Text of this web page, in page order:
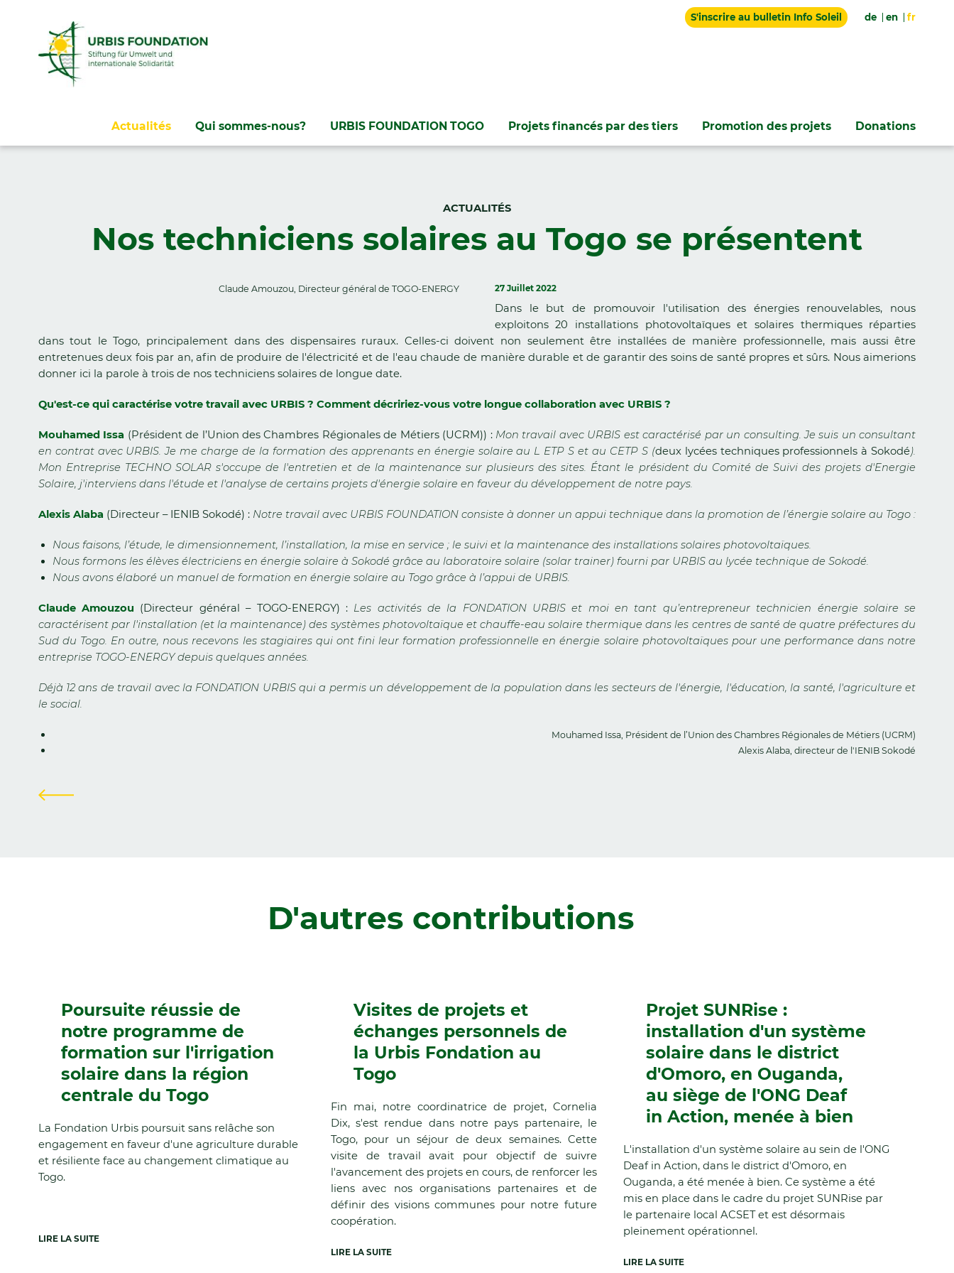
S'inscrire au bulletin Info Soleil de en fr
AllerActualités Qui sommes-nous? URBIS FOUNDATION TOGO Projets financés par des tiers Promotion des projets Donations
ACTUALITÉS
Nos techniciens solaires au Togo se présentent
Claude Amouzou, Directeur général de TOGO-ENERGY 27 Juillet 2022
Dans le but de promouvoir l'utilisation des énergies renouvelables, nous
exploitons 20 installations photovoltaïques et solaires thermiques réparties
dans tout le Togo, principalement dans des dispensaires ruraux. Celles-ci doivent non seulement être installées de manière professionnelle, mais aussi être
entretenues deux fois par an, afin de produire de l'électricité et de l'eau chaude de manière durable et de garantir des soins de santé propres et sûrs. Nous aimerions
donner ici la parole à trois de nos techniciens solaires de longue date.
Qu'est-ce qui caractérise votre travail avec URBIS ? Comment décririez-vous votre longue collaboration avec URBIS ?
Mouhamed Issa (Président de l’Union des Chambres Régionales de Métiers (UCRM)) : Mon travail avec URBIS est caractérisé par un consulting. Je suis un consultant
en contrat avec URBIS. Je me charge de la formation des apprenants en énergie solaire au L ETP S et au CETP S (deux lycées techniques professionnels à Sokodé).
Mon Entreprise TECHNO SOLAR s'occupe de l'entretien et de la maintenance sur plusieurs des sites. Étant le président du Comité de Suivi des projets d'Energie
Solaire, j'interviens dans l'étude et l'analyse de certains projets d'énergie solaire en faveur du développement de notre pays.
Alexis Alaba (Directeur – IENIB Sokodé) : Notre travail avec URBIS FOUNDATION consiste à donner un appui technique dans la promotion de l’énergie solaire au Togo :
Nous faisons, l’étude, le dimensionnement, l’installation, la mise en service ; le suivi et la maintenance des installations solaires photovoltaïques.
Nous formons les élèves électriciens en énergie solaire à Sokodé grâce au laboratoire solaire (solar trainer) fourni par URBIS au lycée technique de Sokodé.
Nous avons élaboré un manuel de formation en énergie solaire au Togo grâce à l’appui de URBIS.
Claude Amouzou (Directeur général – TOGO-ENERGY) : Les activités de la FONDATION URBIS et moi en tant qu’entrepreneur technicien énergie solaire se
caractérisent par l'installation (et la maintenance) des systèmes photovoltaïque et chauffe-eau solaire thermique dans les centres de santé de quatre préfectures du
Sud du Togo. En outre, nous recevons les stagiaires qui ont fini leur formation professionnelle en énergie solaire photovoltaïques pour une performance dans notre
entreprise TOGO-ENERGY depuis quelques années.
Déjà 12 ans de travail avec la FONDATION URBIS qui a permis un développement de la population dans les secteurs de l'énergie, l'éducation, la santé, l'agriculture et
le social.
Mouhamed Issa, Président de l’Union des Chambres Régionales de Métiers (UCRM)
Alexis Alaba, directeur de l'IENIB Sokodé
D'autres contributions
Poursuite réussie de
notre programme de
formation sur l'irrigation
solaire dans la région
centrale du Togo
La Fondation Urbis poursuit sans relâche son
engagement en faveur d'une agriculture durable
et résiliente face au changement climatique au
Togo.
LIRE LA SUITE
Visites de projets et
échanges personnels de
la Urbis Fondation au
Togo
Fin mai, notre coordinatrice de projet, Cornelia
Dix, s'est rendue dans notre pays partenaire, le
Togo, pour un séjour de deux semaines. Cette
visite de travail avait pour objectif de suivre
l'avancement des projets en cours, de renforcer les
liens avec nos organisations partenaires et de
définir des visions communes pour notre future
coopération.
LIRE LA SUITE
Projet SUNRise :
installation d'un système
solaire dans le district
d'Omoro, en Ouganda,
au siège de l'ONG Deaf
in Action, menée à bien
L'installation d'un système solaire au sein de l'ONG
Deaf in Action, dans le district d'Omoro, en
Ouganda, a été menée à bien. Ce système a été
mis en place dans le cadre du projet SUNRise par
le partenaire local ACSET et est désormais
pleinement opérationnel.
LIRE LA SUITE